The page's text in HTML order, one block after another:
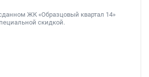
ЖК «Образцовый квартал 14»
скидкой.